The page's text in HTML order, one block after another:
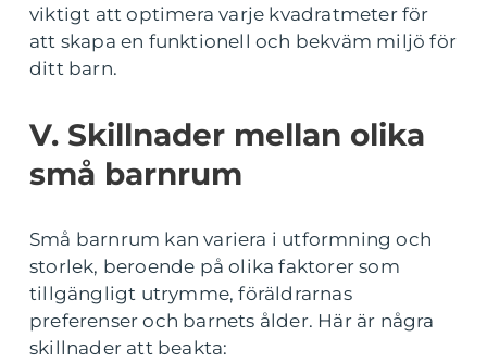
viktigt att optimera varje kvadratmeter för
att skapa en funktionell och bekväm miljö för
ditt barn.
V. Skillnader mellan olika
små barnrum
Små barnrum kan variera i utformning och
storlek, beroende på olika faktorer som
tillgängligt utrymme, föräldrarnas
preferenser och barnets ålder. Här är några
skillnader att beakta: